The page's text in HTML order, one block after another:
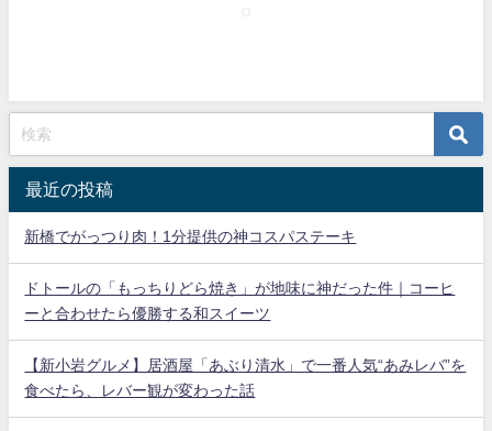
最近の投稿
新橋でがっつり肉！1分提供の神コスパステーキ
ドトールの「もっちりどら焼き」が地味に神だった件｜コーヒ
ーと合わせたら優勝する和スイーツ
【新小岩グルメ】居酒屋「あぶり清水」で一番人気“あみレバ”を
食べたら、レバー観が変わった話